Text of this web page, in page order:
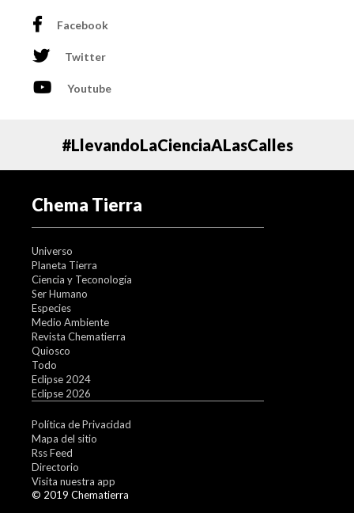
Facebook
Twitter
Youtube
#LlevandoLaCienciaALasCalles
Chema Tierra
Universo
Planeta Tierra
Ciencia y Teconología
Ser Humano
Especies
Medio Ambiente
Revista Chematierra
Quiosco
Todo
Eclipse 2024
Eclipse 2026
Política de Privacidad
Mapa del sitio
Rss Feed
Directorio
Visita nuestra app
© 2019 Chematierra